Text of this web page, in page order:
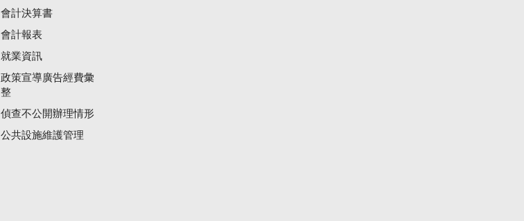
會計決算書
會計報表
就業資訊
政策宣導廣告經費彙
整
偵查不公開辦理情形
公共設施維護管理